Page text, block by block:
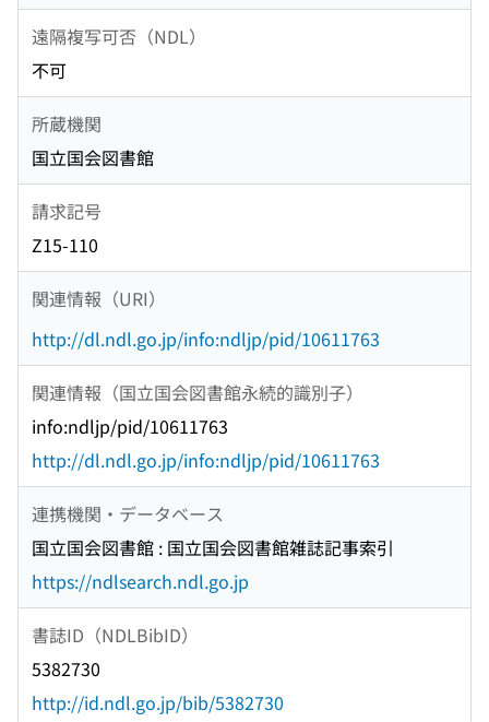
遠隔複写可否（NDL）
不可
所蔵機関
国立国会図書館
請求記号
Z15-110
関連情報（URI）
http://dl.ndl.go.jp/info:ndljp/pid/10611763
関連情報（国立国会図書館永続的識別子）
info:ndljp/pid/10611763
http://dl.ndl.go.jp/info:ndljp/pid/10611763
連携機関・データベース
国立国会図書館 : 国立国会図書館雑誌記事索引
https://ndlsearch.ndl.go.jp
書誌ID（NDLBibID）
5382730
http://id.ndl.go.jp/bib/5382730